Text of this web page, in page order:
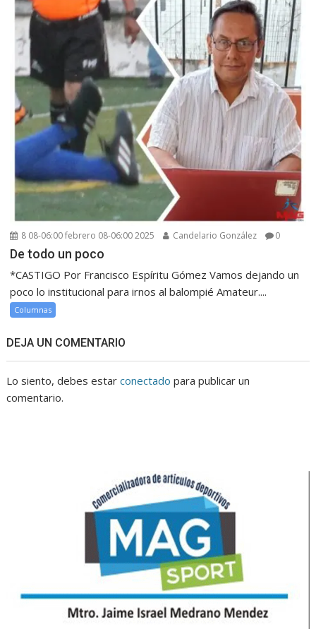
8 08-06:00 febrero 08-06:00 2025 Candelario González 0
De todo un poco
*CASTIGO Por Francisco Espíritu Gómez Vamos dejando un
poco lo institucional para irnos al balompié Amateur....
Columnas
DEJA UN COMENTARIO
Lo siento, debes estarconectado para publicar un
comentario.